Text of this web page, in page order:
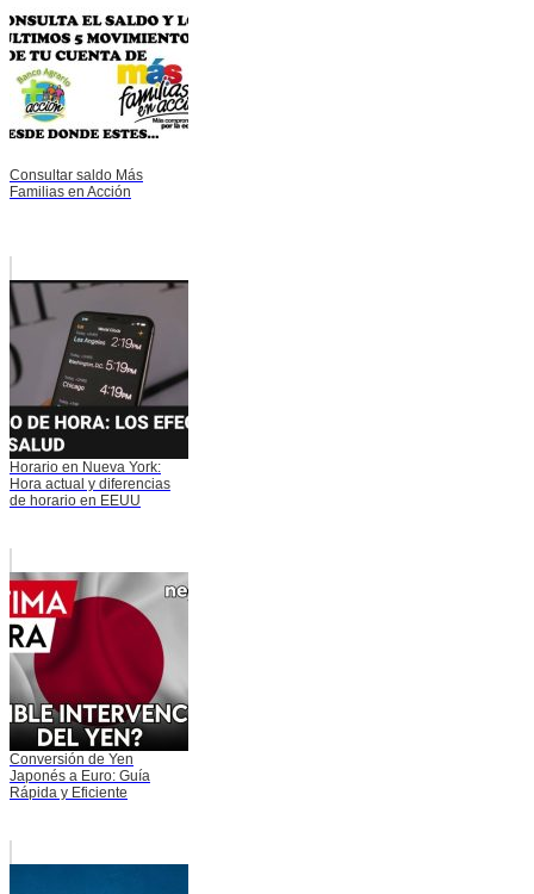
Consultar saldo Más
Familias en Acción
Horario en Nueva York:
Hora actual y diferencias
de horario en EEUU
Conversión de Yen
Japonés a Euro: Guía
Rápida y Eficiente